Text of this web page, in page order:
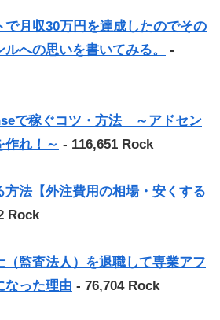
で月収30万円を達成したのでその
への思いを書いてみる。
-
で稼ぐコツ・方法 ～アドセン
作れ！～ - 116,651 Rock
方法【外注費用の相場・安くする
Rock
（監査法人）を退職して専業アフ
なった理由 - 76,704 Rock